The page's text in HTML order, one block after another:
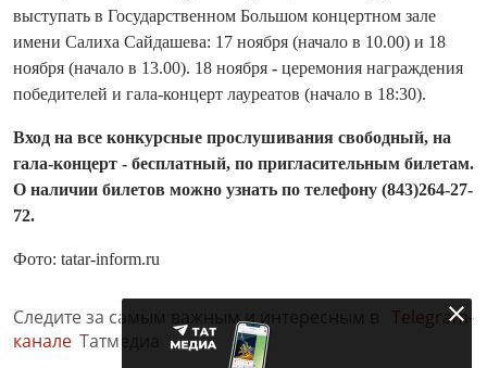
выступать в Государственном Большом концертном зале
имени Салиха Сайдашева: 17 ноября (начало в 10.00) и 18
ноября (начало в 13.00). 18 ноября - церемония награждения
победителей и гала-концерт лауреатов (начало в 18:30).
Вход на все конкурсные прослушивания свободный, на
гала-концерт - бесплатный, по пригласительным билетам.
О наличии билетов можно узнать по телефону (843)264-27-
72.
Фото: tatar-inform.ru
Следите за самым важным и интересным в
Telegram-
канале Татмедиа